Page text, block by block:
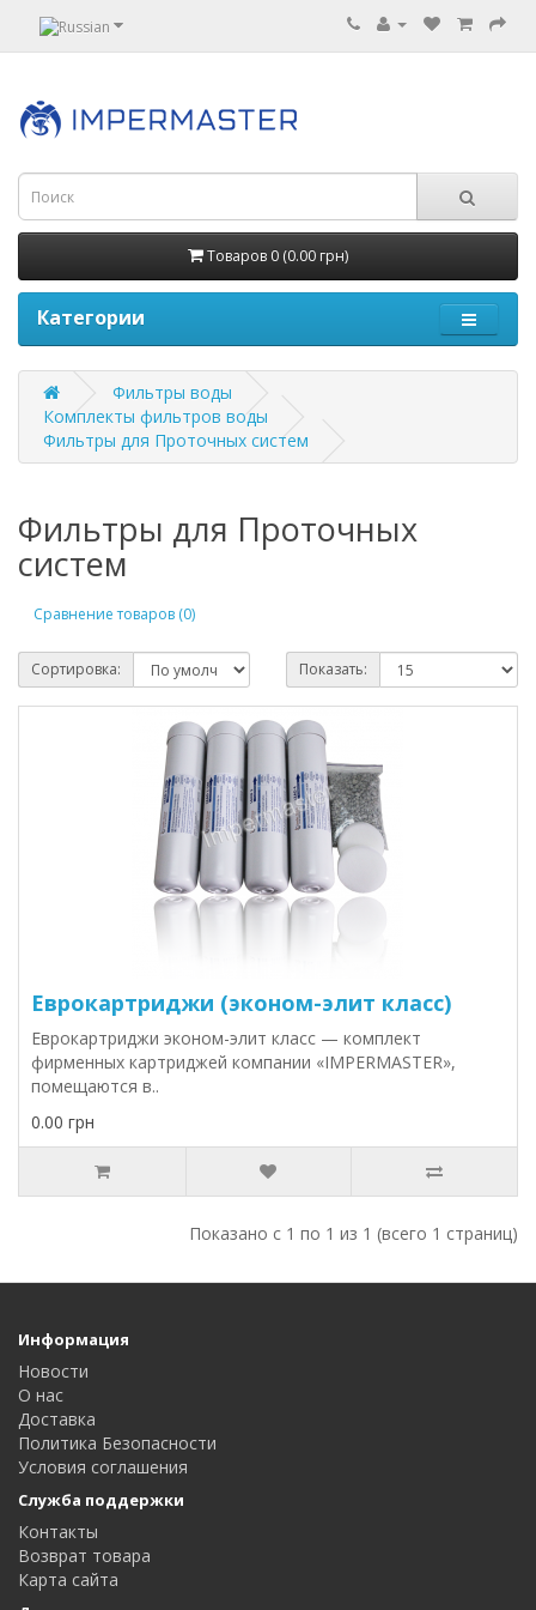
Товаров 0 (0.00 грн)
Категории
Фильтры воды
Комплекты фильтров воды
Фильтры для Проточных систем
Фильтры для Проточных
систем
Сравнение товаров (0)
Сортировка: Показать:
Еврокартриджи (эконом-элит класс)
Еврокартриджи эконом-элит класс — комплект
фирменных картриджей компании «IMPERMASTER»,
помещаются в..
0.00 грн
Показано с 1 по 1 из 1 (всего 1 страниц)
Информация
Новости
О нас
Доставка
Политика Безопасности
Условия соглашения
Служба поддержки
Контакты
Возврат товара
Карта сайта